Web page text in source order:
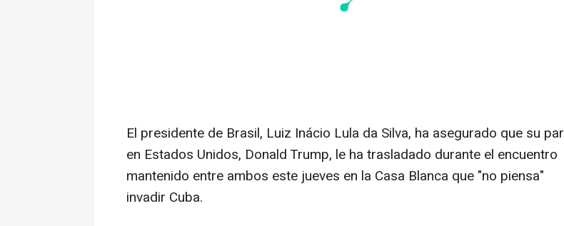
El presidente de Brasil, Luiz Inácio Lula da Silva, ha asegurado que su par
en Estados Unidos, Donald Trump, le ha trasladado durante el encuentro
mantenido entre ambos este jueves en la Casa Blanca que "no piensa"
invadir Cuba.